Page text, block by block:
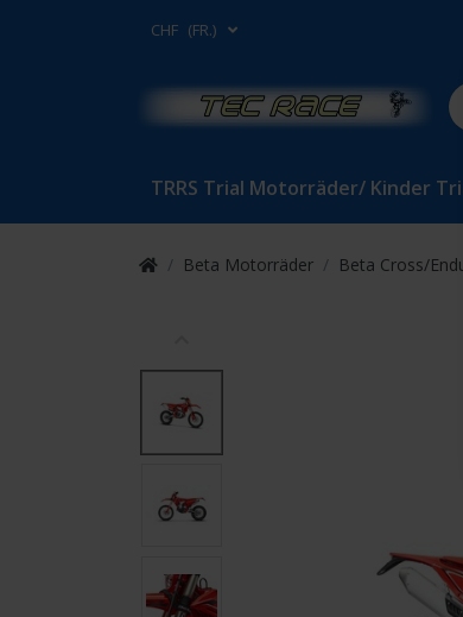
CHF (FR.)
TRRS Trial Motorräder/ Kinder
Beta Motorräder Beta Cross/